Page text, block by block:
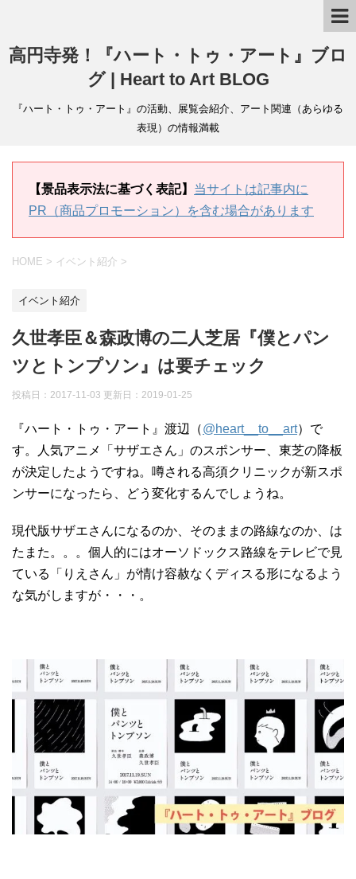
高円寺発！『ハート・トゥ・アート』ブロ
グ | Heart to Art BLOG
『ハート・トゥ・アート』の活動、展覧会紹介、アート関連（あらゆる
表現）の情報満載
【景品表示法に基づく表記】 当サイトは記事内に
PR（商品プロモーション）を含む場合があります
HOME > イベント紹介 >
イベント紹介
久世孝臣＆森政博の二人芝居『僕とパン
ツとトンプソン』は要チェック
投稿日：2017-11-03 更新日： 2019-01-25
『ハート・トゥ・アート』渡辺（@heart__to__art）で
す。人気アニメ「サザエさん」のスポンサー、東芝の降板
が決定したようですね。噂される高須クリニックが新スポ
ンサーになったら、どう変化するんでしょうね。
現代版サザエさんになるのか、そのままの路線なのか、は
たまた。。。個人的にはオーソドックス路線をテレビで見
ている「りえさん」が情け容赦なくディスる形になるよう
な気がしますが・・・。